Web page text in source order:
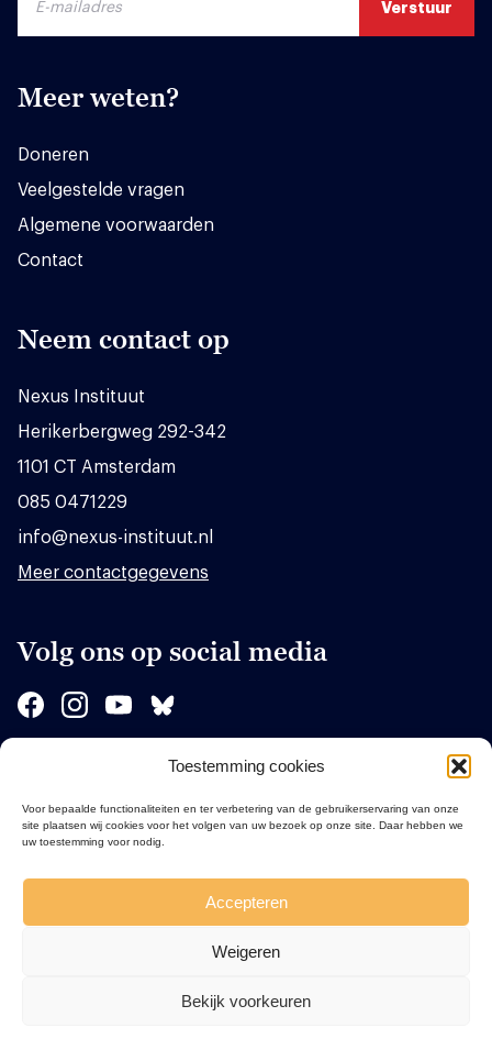
Toestemming cookies
Voor bepaalde functionaliteiten en ter verbetering van de gebruikerservaring van onze
site plaatsen wij cookies voor het volgen van uw bezoek op onze site. Daar hebben we
uw toestemming voor nodig.
Accepteren
Weigeren
Bekijk voorkeuren
Meer weten?
Doneren
Veelgestelde vragen
Algemene voorwaarden
Contact
Neem contact op
Nexus Instituut
Herikerbergweg 292-342
1101 CT Amsterdam
085 0471229
info@nexus-instituut.nl
Meer contactgegevens
Volg ons op social media